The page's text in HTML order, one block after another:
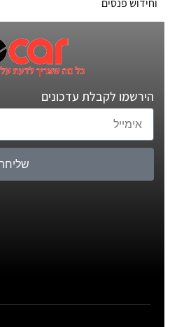
וחידוש פנסים
הירשמו לקבלת עדכונים
שליחה